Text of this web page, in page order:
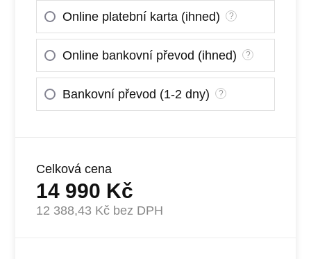
Online platební karta (ihned) ?
Online bankovní převod (ihned) ?
Bankovní převod (1-2 dny) ?
Celková cena
14 990 Kč
12 388,43 Kč bez DPH